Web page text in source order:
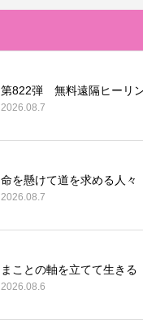
第822弾 無料遠隔ヒーリ
2026.08.7
命を懸けて道を求める人々
2026.08.7
まことの軸を立てて生きる
2026.08.6